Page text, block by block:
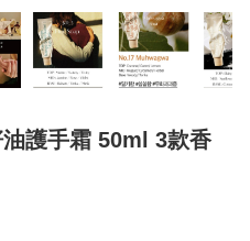
護手霜 50ml 3款香